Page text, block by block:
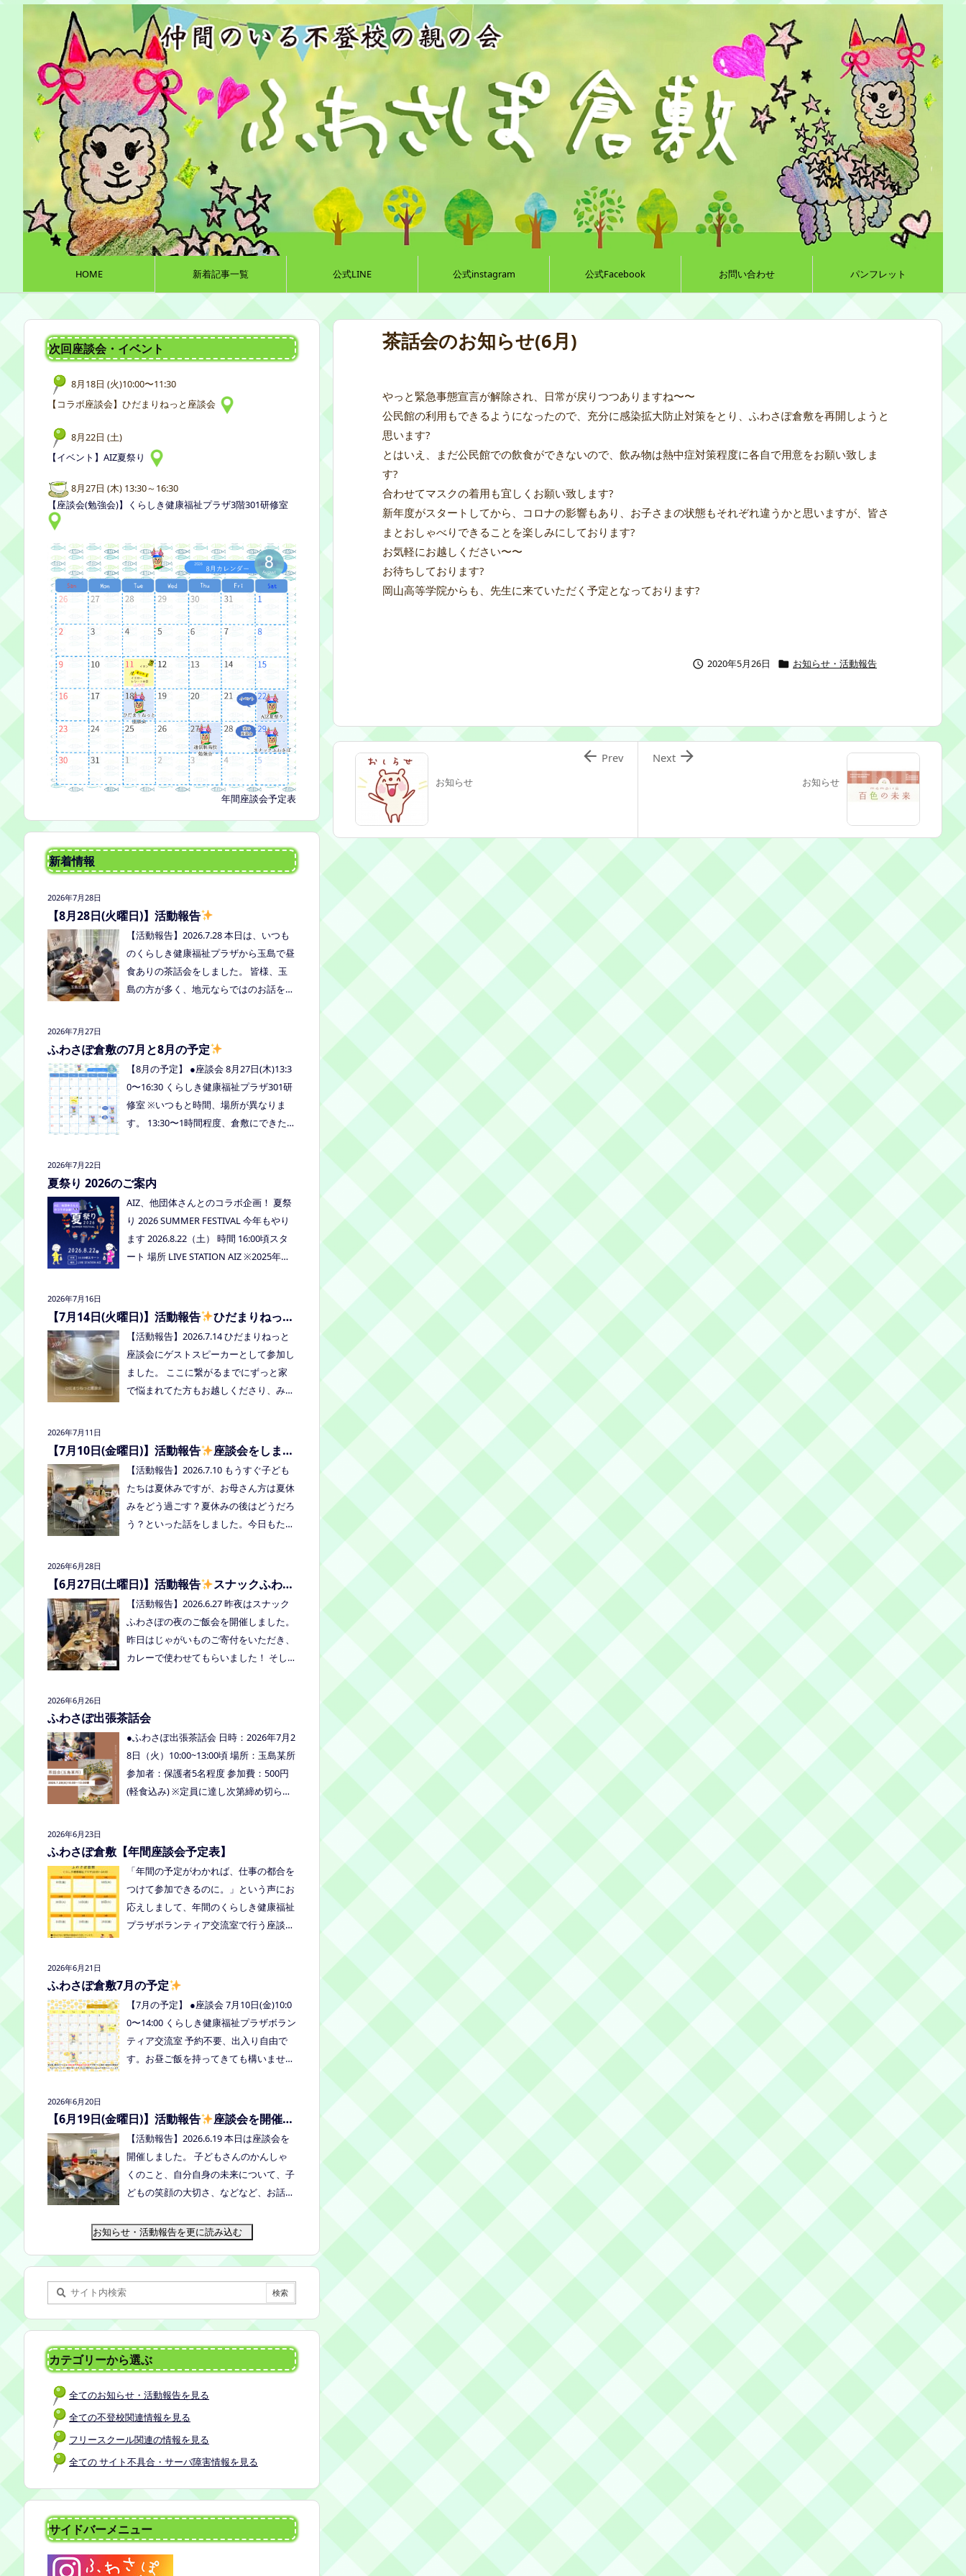
HOME 新着記事一覧 公式LINE 公式instagram 公式Facebook お問い合わせ パンフレット
茶話会のお知らせ(6月)
やっと緊急事態宣言が解除され、日常が戻りつつありますね〜〜
公民館の利用もできるようになったので、充分に感染拡大防止対策をとり、ふわさぽ倉敷を再開しようと
思います?
とはいえ、まだ公民館での飲食ができないので、飲み物は熱中症対策程度に各自で用意をお願い致しま
す?
合わせてマスクの着用も宜しくお願い致します?
新年度がスタートしてから、コロナの影響もあり、お子さまの状態もそれぞれ違うかと思いますが、皆さ
まとおしゃべりできることを楽しみにしております?
お気軽にお越しください〜〜
お待ちしております?
岡山高等学院からも、先生に来ていただく予定となっております?
 2020年5月26日  お知らせ・活動報告
お知らせ

Next
お知らせ
 Prev
次回座談会・イベント
8月18日 (火)10:00〜11:30
【コラボ座談会】ひだまりねっと座談会
8月22日 (土)
【イベント】AIZ夏祭り
8月27日 (木) 13:30～16:30
【座談会(勉強会)】くらしき健康福祉プラザ3階301研修室
年間座談会予定表
新着情報
2026年7月28日
【8月28日(火曜日)】活動報告
【活動報告】2026.7.28 本日は、いつも
のくらしき健康福祉プラザから玉島で昼
食ありの茶話会をしました。 皆様、玉
島の方が多く、地元ならではのお話をし
7(木)13:30〜リアラボさんに来てもら
ある方はぜひお越しください
2026年7月27日
ふわさぽ倉敷の7月と8月の予定
【8月の予定】 ●座談会 8月27日(木)13:3
0〜16:30 くらしき健康福祉プラザ301研
修室 ※いつもと時間、場所が異なりま
す。 13:30〜1時間程度、倉敷にできた通
いてなど、聞いてみましょう！ 事前に
しゃべりしましょう！ 日時：8月29日
者、うえまつフリースクールの保護者と
お子さま(10組程度） ※お子さまお一人
での参加はできません。必ず保護者の方
とお越しください。 ※定員に達し次第締
め切らせていただきます。 参加費：中
orms.gle/Vhs62HxfDKduZMeV8 ●ひだ
まりねっと座談会(北村がゲストスピー
カーで参加します) 場所：つむぎ高梁
（高梁市横町1072-1） 日時：令和8年8
月18日(火)10時00分～11時30分終了（予
場所：LIVE STATION AIZ(倉敷市玉島阿賀
崎2-3-55) 内容：音楽あり、ゲームあ
り、食べ物ありの多世代交流夏祭りで
す。
2026年7月22日
夏祭り 2026のご案内
AIZ、他団体さんとのコラボ企画！ 夏祭
り 2026 SUMMER FESTIVAL 今年もやり
ます 2026.8.22（土） 時間 16:00頃スタ
ート 場所 LIVE STATION AIZ ※2025年の
2026年7月16日
【7月14日(火曜日)】活動報告
ひだまりねっと
座談会に参加しました【活動報告】2026.7.14 ひだまりねっと
座談会にゲストスピーカーとして参加し
ました。 ここに繋がるまでにずっと家
で悩まれてた方もお越しくださり、みん
お近くの方はぜひお越しくださいね！
2026年7月11日
【7月10日(金曜日)】活動報告
座談会をしまし
た
【活動報告】2026.7.10 もうすぐ子ども
たちは夏休みですが、お母さん方は夏休
みをどう過ごす？夏休みの後はどうだろ
う？といった話をしました。今日もたく
しますので、ご希望の方がおられました
2026年6月28日
【6月27日(土曜日)】活動報告
スナックふわさ
ぽの夜のご飯会を開催しました【活動報告】2026.6.27 昨夜はスナック
ふわさぽの夜のご飯会を開催しました。
昨日はじゃがいものご寄付をいただき、
カレーで使わせてもらいました！ そし
土産分もいただき、ありがとうございま
く、ご家族でお話しできたのもよかった
ひお越しください。
2026年6月26日
ふわさぽ出張茶話会
●ふわさぽ出張茶話会 日時：2026年7月2
8日（火）10:00~13:00頃 場所：玉島某所
参加者：保護者5名程度 参加費：500円
(軽食込み) ※定員に達し次第締め切らせ
内容：いつもの座談会とは違う場所でこ
17:00まで お申し込みはこちらをクリッ
クしてお申し込みください。または、公
式LINE、Instagramにメッセージを送っ
2026年6月23日
ふわさぽ倉敷【年間座談会予定表】
「年間の予定がわかれば、仕事の都合を
つけて参加できるのに。」という声にお
応えしまして、年間のくらしき健康福祉
プラザボランティア交流室で行う座談会
ています。 ※予定ですので、変更の場合
2026年6月21日
ふわさぽ倉敷7月の予定
【7月の予定】 ●座談会 7月10日(金)10:0
0〜14:00 くらしき健康福祉プラザボラン
ティア交流室 予約不要、出入り自由で
す。お昼ご飯を持ってきても構いません
談会(北村がゲストスピーカーで参加し
→https://forms.gle/dX64uMjs71WqewA
月28日（火）10:00~13:00頃 場所：玉島
某所 参加者：保護者5名程度 参加費：50
らせていただきます。 ※申し込みをされ
す。 内容：いつもの座談会とは違う場
所でこじんまりとお話をしてお昼の軽食
を食べます。 締め切り：2026年7月24日
https://forms.gle/AG7fezcyC56pCBaLA
2026年6月20日
【6月19日(金曜日)】活動報告
座談会を開催し
ました
【活動報告】2026.6.19 本日は座談会を
開催しました。 子どもさんのかんしゃ
くのこと、自分自身の未来について、子
どもの笑顔の大切さ、などなど、お話し
4:00 くらしき健康福祉プラザボランティ
お知らせ・活動報告を更に読み込む
カテゴリーから選ぶ
全てのお知らせ・活動報告を見る
全ての不登校関連情報を見る
フリースクール関連の情報を見る
全ての サイト不具合・サーバ障害情報を見る
サイドバーメニュー